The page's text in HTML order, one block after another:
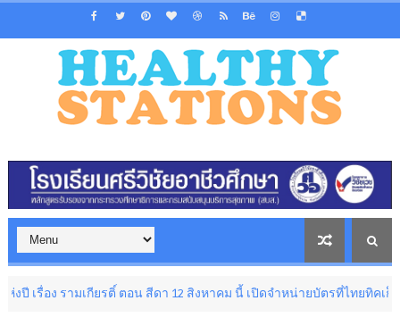
มเกียรติ์ ตอน สีดา 12 สิงหาคม นี้ เปิดจำหน่ายบัตรที่ไทยทิคเก็ตเมเจอร์